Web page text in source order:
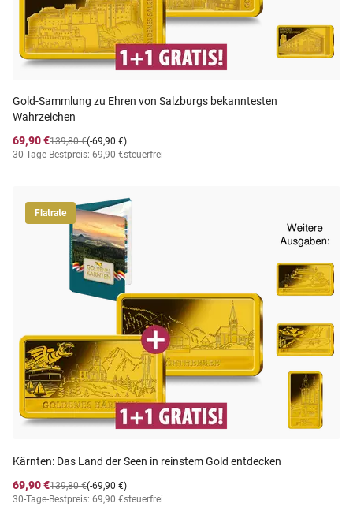
Gold-Sammlung zu Ehren von Salzburgs bekanntesten
Wahrzeichen
69,90 €
(-69,90 €)
139,80 €
30-Tage-Bestpreis: 69,90 €steuerfrei
Flatrate
Kärnten: Das Land der Seen in reinstem Gold entdecken
69,90 €
(-69,90 €)
139,80 €
30-Tage-Bestpreis: 69,90 €steuerfrei